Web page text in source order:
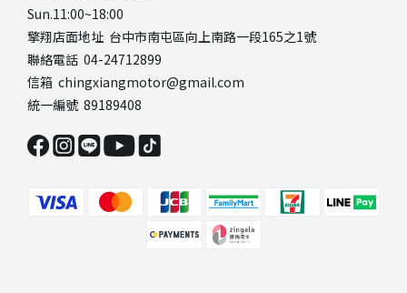
Sun.11:00~18:00
擎翔店面地址 台中市南屯區向上南路一段165之1號
聯絡電話 04-24712899
信箱 chingxiangmotor@gmail.com
統一編號 89189408